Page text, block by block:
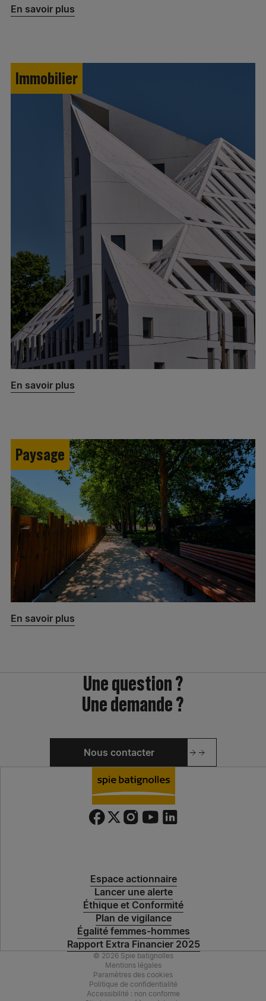
En savoir plus
Immobilier
En savoir plus
Paysage
En savoir plus
Une question ?
Une demande ?
Nous contacter
Espace actionnaire
Lancer une alerte
Éthique et Conformité
Plan de vigilance
Égalité femmes-hommes
Rapport Extra Financier 2025
© 2026 Spie batignolles
Mentions légales
Paramètres des cookies
Politique de confidentialité
Accessibilité : non conforme